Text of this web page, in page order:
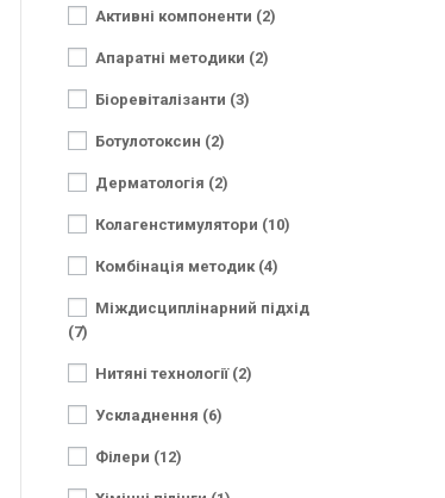
Активні компоненти (2)
Апаратні методики (2)
Біоревіталізанти (3)
Ботулотоксин (2)
Дерматологія (2)
Колагенстимулятори (10)
Комбінація методик (4)
Міждисциплінарний підхід
(7)
Нитяні технології (2)
Ускладнення (6)
Філери (12)